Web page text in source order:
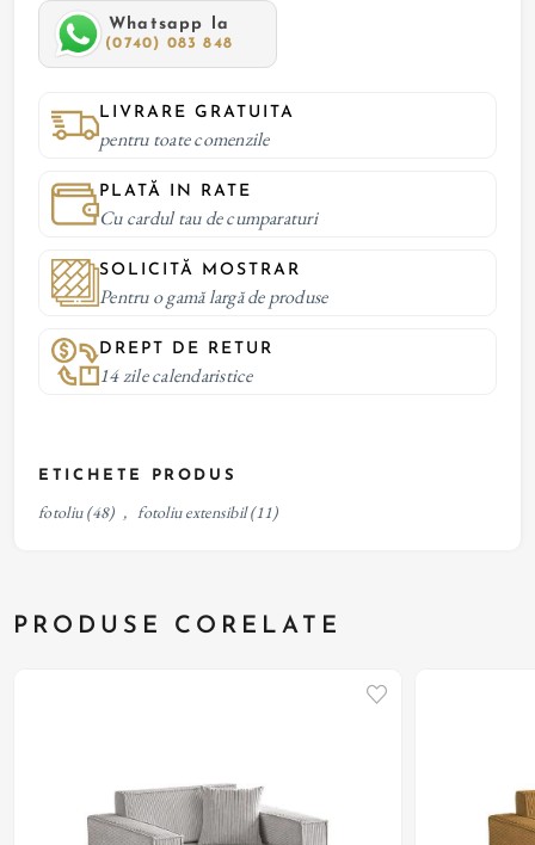
Whatsapp la
(0740) 083 848
LIVRARE GRATUITA
pentru toate comenzile
PLATĂ IN RATE
Cu cardul tau de cumparaturi
SOLICITĂ MOSTRAR
Pentru o gamă largă de produse
DREPT DE RETUR
14 zile calendaristice
ETICHETE PRODUS
fotoliu (48) , fotoliu extensibil (11)
PRODUSE CORELATE